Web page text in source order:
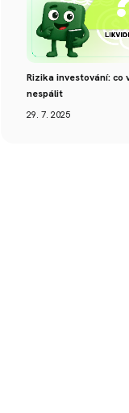
Rizika investování: co
nespálit
29. 7. 2025